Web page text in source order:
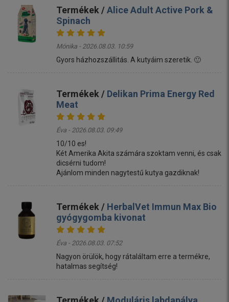
Termékek /Alice Adult Active Pork &
Spinach
Mónika - 2026.08.03. 10:59
Gyors házhozszállitás. A kutyáim szeretik. 🙂
Termékek / Delikan Prima Energy Red
Meat
Éva - 2026.08.03. 09:49
10/10 es!
Két Amerika Akita számára szoktam venni, és csak
dicsérni tudom!
Ajánlom minden nagytestű kutya gazdiknak!
Termékek / HerbalVet Immun Max Bio
gyógygomba kivonat
Éva - 2026.08.03. 07:52
Nagyon örülök, hogy rátaláltam erre a termékre,
hatalmas segítség!